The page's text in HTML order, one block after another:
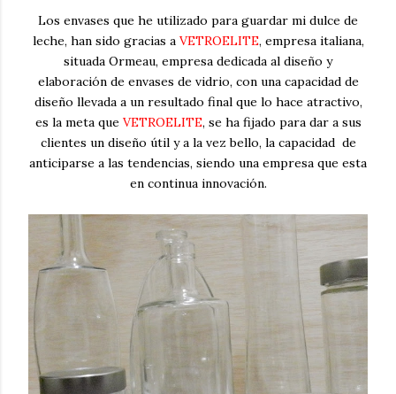
Los envases que he utilizado para guardar mi dulce de
leche, han sido gracias a VETROELITE, empresa italiana,
situada Ormeau, empresa dedicada al diseño y
elaboración de envases de vidrio, con una capacidad de
diseño llevada a un resultado final que lo hace atractivo,
es la meta que VETROELITE, se ha fijado para dar a sus
clientes un diseño útil y a la vez bello, la capacidad de
anticiparse a las tendencias, siendo una empresa que esta
en continua innovación.